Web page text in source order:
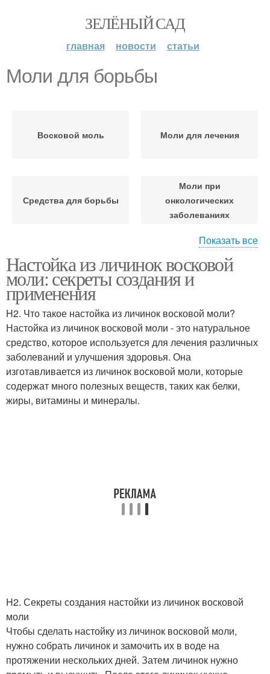
ЗЕЛЁНЫЙ САД
главная новости статьи
Моли для борьбы
Восковой моль Моли для лечения
Средства для борьбы
Моли при
онкологических
заболеваниях
Моли при туберкулёзе Моли для защиты
Показать все
Настойка из личинок восковой
моли: секреты создания и
применения
H2. Что такое настойка из личинок восковой моли?
Настойка из личинок восковой моли - это натуральное
средство, которое используется для лечения различных
заболеваний и улучшения здоровья. Она
изготавливается из личинок восковой моли, которые
содержат много полезных веществ, таких как белки,
жиры, витамины и минералы.
H2. Секреты создания настойки из личинок восковой
моли
Чтобы сделать настойку из личинок восковой моли,
нужно собрать личинок и замочить их в воде на
протяжении нескольких дней. Затем личинок нужно